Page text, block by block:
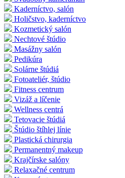
Kaderníctvo, salón
Holičstvo, kaderníctvo
Kozmetický salón
Nechtové štúdio
Masážny salón
Pedikúra
Solárne štúdiá
Fotoateliér, štúdio
Fitness centrum
Vizáž a líčenie
Wellness centrá
Tetovacie štúdiá
Štúdio štíhlej línie
Plastická chirurgia
Permanentný makeup
Krajčírske salóny
Relaxačné centrum